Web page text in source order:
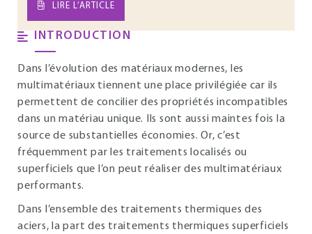
LIRE L’ARTICLE
INTRODUCTION
Dans l’évolution des matériaux modernes, les
multimatériaux tiennent une place privilégiée car ils
permettent de concilier des propriétés incompatibles
dans un matériau unique. Ils sont aussi maintes fois la
source de substantielles économies. Or, c’est
fréquemment par les traitements localisés ou
superficiels que l’on peut réaliser des multimatériaux
performants.
Dans l’ensemble des traitements thermiques des
aciers, la part des traitements thermiques superficiels